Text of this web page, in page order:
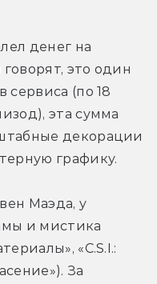
денег на
это один
сервиса (по 18
эта сумма
декорации
графику.
Маэда, у
и мистика
«C.S.I.:
За